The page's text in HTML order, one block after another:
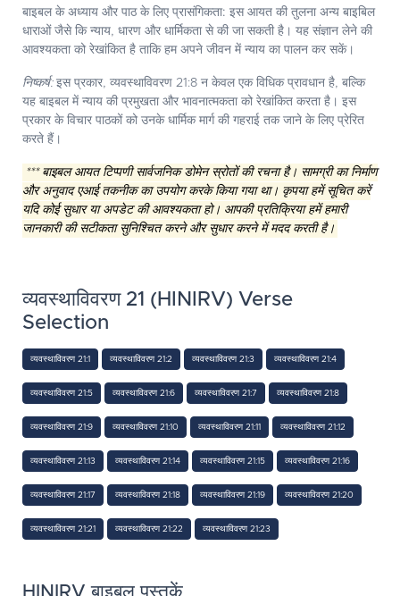
बाइबल के अध्याय और पाठ के लिए प्रासंगिकता: इस आयत की तुलना अन्य बाइबिल
धाराओं जैसे कि न्याय, धारण और धार्मिकता से की जा सकती है। यह संज्ञान लेने की
आवश्यकता को रेखांकित है ताकि हम अपने जीवन में न्याय का पालन कर सकें।
निष्कर्ष:इस प्रकार, व्यवस्थाविवरण 21:8 न केवल एक विधिक प्रावधान है, बल्कि
यह बाइबल में न्याय की प्रमुखता और भावनात्मकता को रेखांकित करता है। इस
प्रकार के विचार पाठकों को उनके धार्मिक मार्ग की गहराई तक जाने के लिए प्रेरित
करते हैं।
*** बाइबल आयत टिप्पणी सार्वजनिक डोमेन स्रोतों की रचना है। सामग्री का निर्माण
और अनुवाद एआई तकनीक का उपयोग करके किया गया था। कृपया हमें सूचित करें
यदि कोई सुधार या अपडेट की आवश्यकता हो। आपकी प्रतिक्रिया हमें हमारी
जानकारी की सटीकता सुनिश्चित करने और सुधार करने में मदद करती है।
व्यवस्थाविवरण 21 (HINIRV) Verse
Selection
व्यवस्थाविवरण 21:1 व्यवस्थाविवरण 21:2 व्यवस्थाविवरण 21:3 व्यवस्थाविवरण 21:4
व्यवस्थाविवरण 21:5 व्यवस्थाविवरण 21:6 व्यवस्थाविवरण 21:7 व्यवस्थाविवरण 21:8
व्यवस्थाविवरण 21:9 व्यवस्थाविवरण 21:10 व्यवस्थाविवरण 21:11 व्यवस्थाविवरण 21:12
व्यवस्थाविवरण 21:13 व्यवस्थाविवरण 21:14 व्यवस्थाविवरण 21:15 व्यवस्थाविवरण 21:16
व्यवस्थाविवरण 21:17 व्यवस्थाविवरण 21:18 व्यवस्थाविवरण 21:19 व्यवस्थाविवरण 21:20
व्यवस्थाविवरण 21:21 व्यवस्थाविवरण 21:22 व्यवस्थाविवरण 21:23
HINIRV बाइबल पुस्तकें